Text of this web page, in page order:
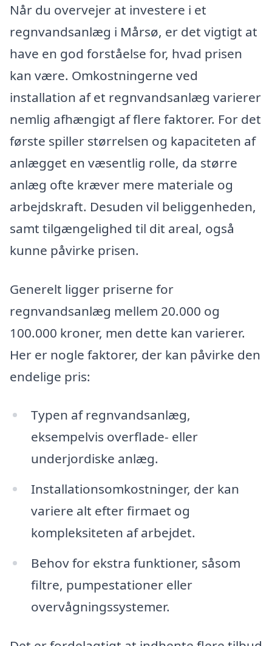
Når du overvejer at investere i et
regnvandsanlæg i Mårsø, er det vigtigt at
have en god forståelse for, hvad prisen
kan være. Omkostningerne ved
installation af et regnvandsanlæg varierer
nemlig afhængigt af flere faktorer. For det
første spiller størrelsen og kapaciteten af
anlægget en væsentlig rolle, da større
anlæg ofte kræver mere materiale og
arbejdskraft. Desuden vil beliggenheden,
samt tilgængelighed til dit areal, også
kunne påvirke prisen.
Generelt ligger priserne for
regnvandsanlæg mellem 20.000 og
100.000 kroner, men dette kan varierer.
Her er nogle faktorer, der kan påvirke den
endelige pris:
Typen af regnvandsanlæg,
eksempelvis overflade- eller
underjordiske anlæg.
Installationsomkostninger, der kan
variere alt efter firmaet og
kompleksiteten af arbejdet.
Behov for ekstra funktioner, såsom
filtre, pumpestationer eller
overvågningssystemer.